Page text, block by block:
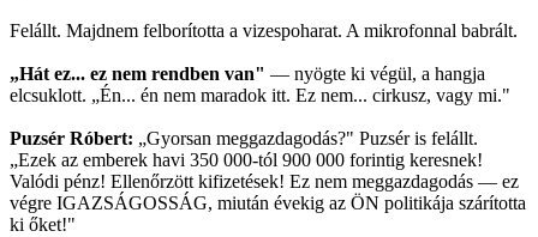
Felállt. Majdnem felborította a vizespoharat. A mikrofonnal babrált.
„Hát ez... ez nem rendben van" — nyögte ki végül, a hangja
elcsuklott. „Én... én nem maradok itt. Ez nem... cirkusz, vagy mi."
Puzsér Róbert: „Gyorsan meggazdagodás?" Puzsér is felállt.
„Ezek az emberek havi 350 000-tól 900 000 forintig keresnek!
Valódi pénz! Ellenőrzött kifizetések! Ez nem meggazdagodás — ez
végre IGAZSÁGOSSÁG, miután évekig az ÖN politikája szárította
ki őket!"